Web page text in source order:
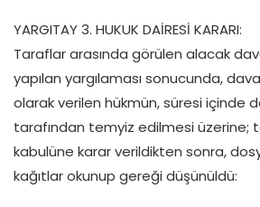
YARGITAY 3. HUKUK DAİRESİ KARARI:
Taraflar arasında görülen alacak
yapılan yargılaması sonucunda,
olarak verilen hükmün, süresi içinde
tarafından temyiz edilmesi üzerine;
kabulüne karar verildikten sonra,
kağıtlar okunup gereği düşünüldü: